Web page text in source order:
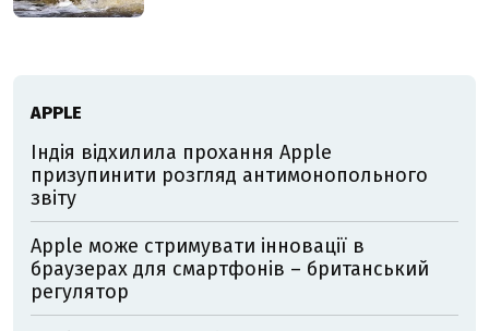
АPPLE
Індія відхилила прохання Apple
призупинити розгляд антимонопольного
звіту
Apple може стримувати інновації в
браузерах для смартфонів – британський
регулятор